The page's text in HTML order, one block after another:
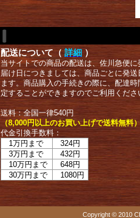
配送について（ 詳細 ）
当サイトでの商品の配送は、佐川急便
届け日につきましては、商品ごとに発
ます。商品購入の手続きの際に、配達
定することができますのでご利用くださ
送料：全国一律540円
（8,000円以上のお買い上げで送料無料
代金引換手数料：
1万円まで
324円
3万円まで
432円
10万円まで
648円
30万円まで
1080円
Copyright © 2010